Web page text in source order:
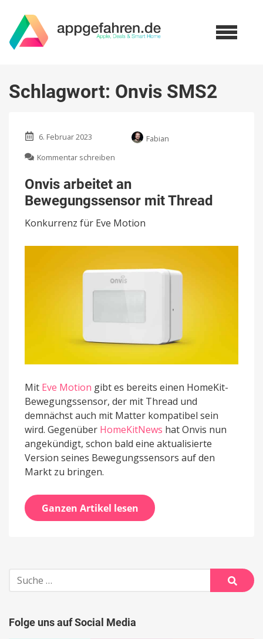
Schlagwort: Onvis SMS2
6. Februar 2023
Fabian
Kommentar schreiben
arbeitet
an
Bewegungssensor
Thread
Onvis arbeitet an
Bewegungssensor mit Thread
Konkurrenz für Eve Motion
Mit Eve Motion gibt es bereits einen HomeKit-
Bewegungssensor, der mit Thread und
demnächst auch mit Matter kompatibel sein
wird. Gegenüber HomeKitNews hat Onvis nun
angekündigt, schon bald eine aktualisierte
Version seines Bewegungssensors auf den
Markt zu bringen.
Ganzen Artikel lesen
Suche
nach:
Suche
Folge uns auf Social Media